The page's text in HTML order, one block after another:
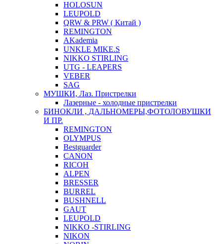
HOLOSUN
LEUPOLD
QRW & PRW ( Китай )
REMINGTON
AKademia
UNKLE MIKE.S
NIKKO STIRLING
UTG - LEAPERS
VEBER
SAG
МУШКИ, Лаз. Пристрелки
Лазерные - холодные пристрелки
БИНОКЛИ , ДАЛЬНОМЕРЫ,ФОТОЛОВУШКИ
И ПР.
REMINGTON
OLYMPUS
Bestguarder
CANON
RICOH
ALPEN
BRESSER
BURREL
BUSHNELL
GAUT
LEUPOLD
NIKKO -STIRLING
NIKON